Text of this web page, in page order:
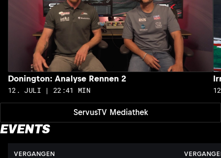
ServusTV Mediathek
Donington: Analyse Rennen 2
12. JULI | 22:41 MIN
EVENTS
VERGANGEN